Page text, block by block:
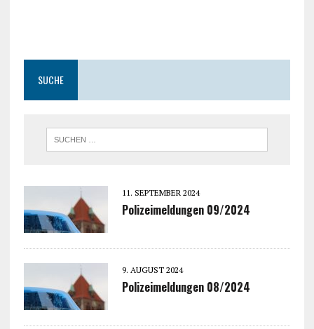
SUCHE
11. SEPTEMBER 2024
Polizeimeldungen 09/2024
9. AUGUST 2024
Polizeimeldungen 08/2024